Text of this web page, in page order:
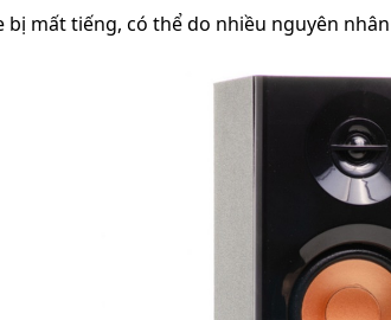
bị mất tiếng, có thể do nhiều nguyên